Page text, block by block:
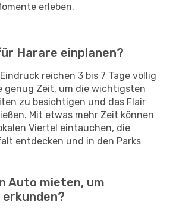
erleben.
Harare einplanen?
reichen 3 bis 7 Tage völlig
genug Zeit, um die wichtigsten
zu besichtigen und das Flair
Mit etwas mehr Zeit können
Viertel eintauchen, die
entdecken und in den Parks
Auto mieten, um
erkunden?